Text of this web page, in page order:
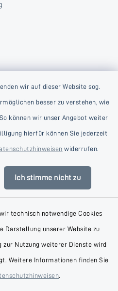
wir auf dieser Website sog.
besser zu verstehen, wie
können wir unser Angebot weiter
hierfür können Sie jederzeit
widerrufen.
Ich stimme nicht zu
technisch notwendige Cookies
Darstellung unserer Website zu
Nutzung weiterer Dienste wird
Weitere Informationen finden Sie
.